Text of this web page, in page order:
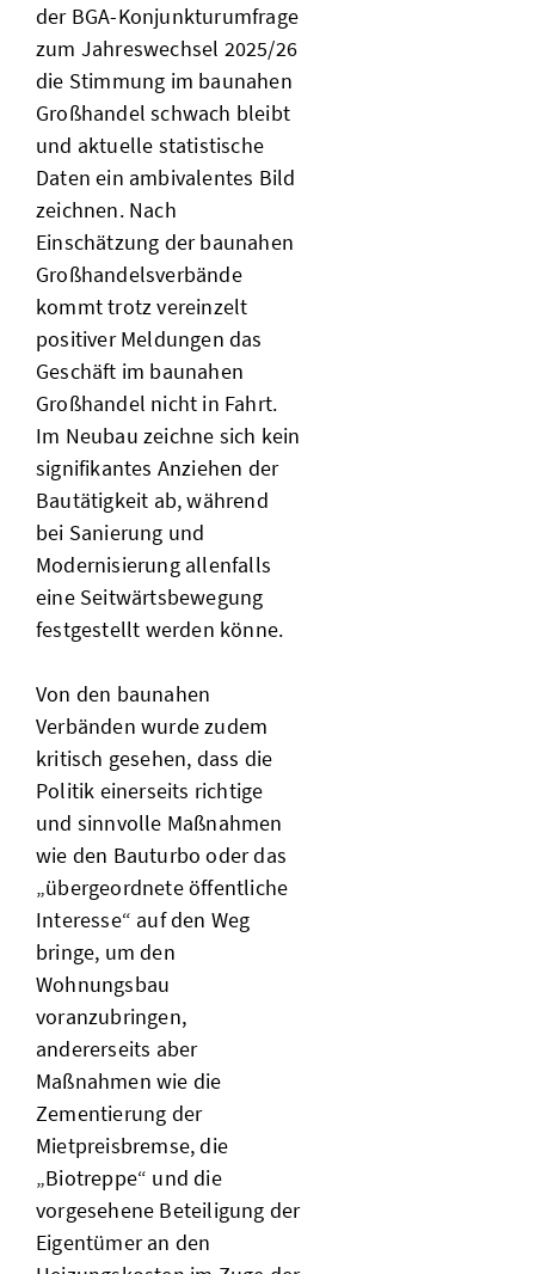
der BGA-Konjunkturumfrage
zum Jahreswechsel 2025/26
die Stimmung im baunahen
Großhandel schwach bleibt
und aktuelle statistische
Daten ein ambivalentes Bild
zeichnen. Nach
Einschätzung der baunahen
Großhandelsverbände
kommt trotz vereinzelt
positiver Meldungen das
Geschäft im baunahen
Großhandel nicht in Fahrt.
Im Neubau zeichne sich kein
signifikantes Anziehen der
Bautätigkeit ab, während
bei Sanierung und
Modernisierung allenfalls
eine Seitwärtsbewegung
festgestellt werden könne.
Von den baunahen
Verbänden wurde zudem
kritisch gesehen, dass die
Politik einerseits richtige
und sinnvolle Maßnahmen
wie den Bauturbo oder das
„übergeordnete öffentliche
Interesse“ auf den Weg
bringe, um den
Wohnungsbau
voranzubringen,
andererseits aber
Maßnahmen wie die
Zementierung der
Mietpreisbremse, die
„Biotreppe“ und die
vorgesehene Beteiligung der
Eigentümer an den